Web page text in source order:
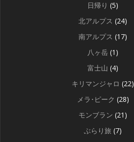
日帰り (5)
北アルプス (24)
南アルプス (17)
八ヶ岳 (1)
富士山 (4)
キリマンジャロ (22)
メラ･ピーク (28)
モンブラン (21)
ぶらり旅 (7)